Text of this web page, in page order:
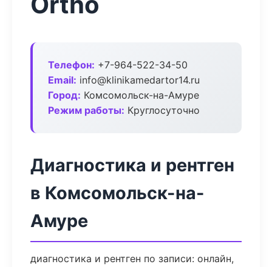
Телефон: +7-964-522-34-50
Email: info@klinikamedartor14.ru
Город: Комсомольск-на-Амуре
Режим работы: Круглосуточно
Диагностика и рентген
в Комсомольск-на-
Амуре
диагностика и рентген по записи: онлайн,